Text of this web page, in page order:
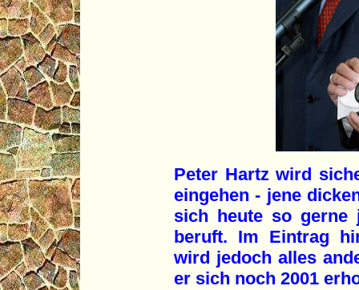
Peter Hartz wird
eingehen - jene
sich heute so gerne
beruft. Im Eintrag
wird jedoch alles
er sich noch 2001